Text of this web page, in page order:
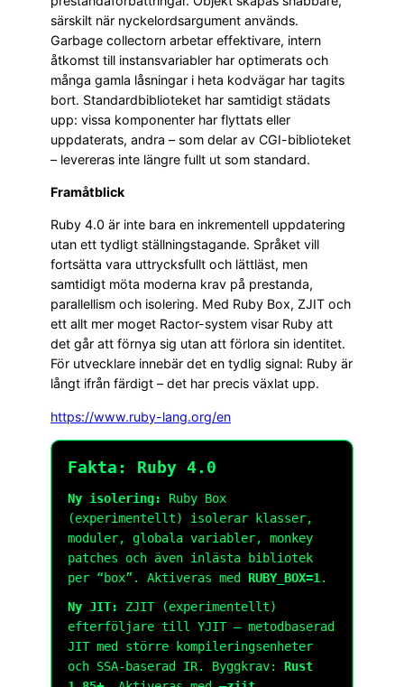
särskilt när nyckelordsargument används.
Garbage collectorn arbetar effektivare, intern
åtkomst till instansvariabler har optimerats och
många gamla låsningar i heta kodvägar har tagits
bort. Standardbiblioteket har samtidigt städats
upp: vissa komponenter har flyttats eller
uppdaterats, andra – som delar av CGI-biblioteket
– levereras inte längre fullt ut som standard.
Framåtblick
Ruby 4.0 är inte bara en inkrementell uppdatering
utan ett tydligt ställningstagande. Språket vill
fortsätta vara uttrycksfullt och lättläst, men
samtidigt möta moderna krav på prestanda,
parallellism och isolering. Med Ruby Box, ZJIT och
ett allt mer moget Ractor-system visar Ruby att
det går att förnya sig utan att förlora sin identitet.
För utvecklare innebär det en tydlig signal: Ruby är
långt ifrån färdigt – det har precis växlat upp.
https://www.ruby-lang.org/en
Fakta: Ruby 4.0
Ny isolering:
Ruby Box
(experimentellt) isolerar klasser,
moduler, globala variabler, monkey
patches och även inlästa bibliotek
per “box”. Aktiveras med RUBY_BOX=1 .
Ny JIT:
ZJIT (experimentellt)
efterföljare till YJIT – metodbaserad
JIT med större kompileringsenheter
och SSA-baserad IR. Byggkrav: Rust